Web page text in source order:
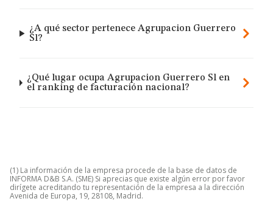
¿A qué sector pertenece Agrupacion Guerrero
Sl?
¿Qué lugar ocupa Agrupacion Guerrero Sl en
el ranking de facturación nacional?
(1) La información de la empresa procede de la base de datos de
INFORMA D&B S.A. (SME) Si aprecias que existe algún error por favor
dirígete acreditando tu representación de la empresa a la dirección
Avenida de Europa, 19, 28108, Madrid.